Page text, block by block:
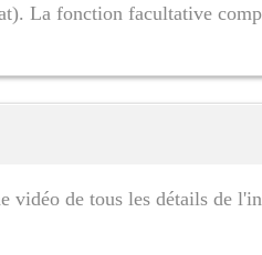
La fonction facultative
vidéo de tous les détails de